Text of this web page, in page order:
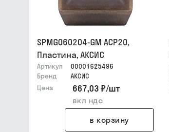
SPMG060204-GM ACP20,
Пластина, АКСИС
Артикул
00001625496
Бренд
АКСИС
Цена
667,03 ₽/шт
вкл ндс
в корзину